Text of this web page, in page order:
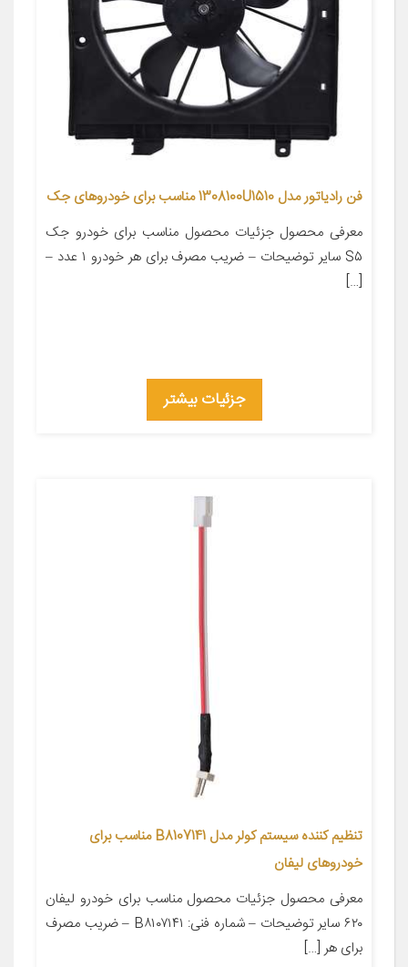
فن رادیاتور مدل 1308100U1510 مناسب برای خودروهای جک
معرفی محصول جزئیات محصول مناسب برای خودرو جک
S۵ سایر توضیحات – ضریب مصرف برای هر خودرو ۱ عدد –
[…]
جزئیات بیشتر
تنظیم کننده سیستم کولر مدل B8107141 مناسب برای
خودروهای لیفان
معرفی محصول جزئیات محصول مناسب برای خودرو لیفان
۶۲۰ سایر توضیحات – شماره فنی: B۸۱۰۷۱۴۱ – ضریب مصرف
برای هر […]